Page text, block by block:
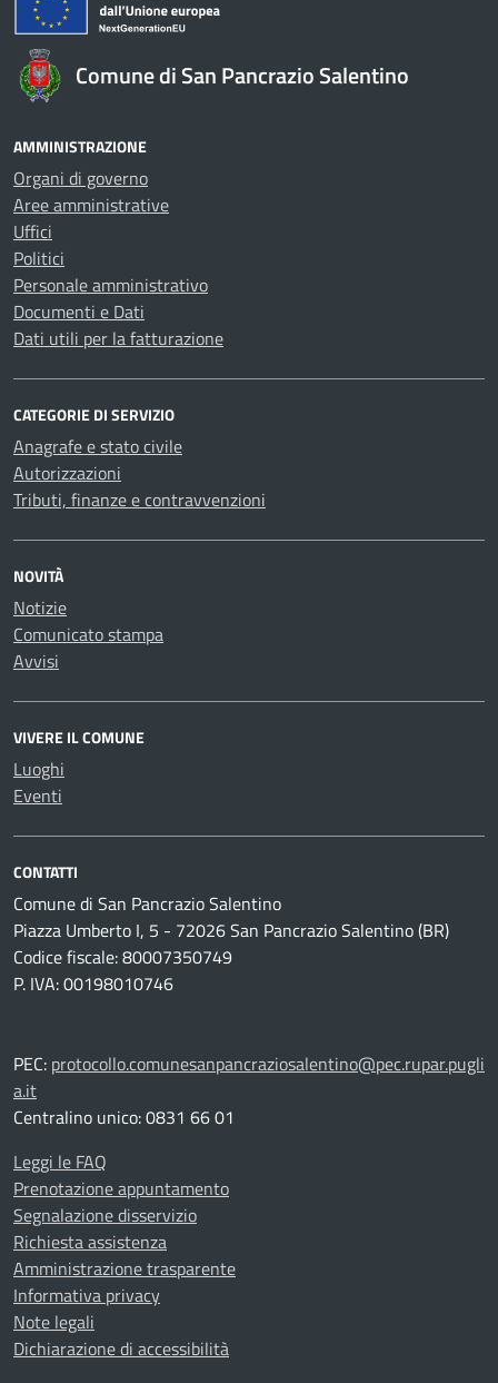
Comune di San Pancrazio Salentino
AMMINISTRAZIONE
Organi di governo
Aree amministrative
Uffici
Politici
Personale amministrativo
Documenti e Dati
Dati utili per la fatturazione
CATEGORIE DI SERVIZIO
Anagrafe e stato civile
Autorizzazioni
Tributi, finanze e contravvenzioni
NOVITÀ
Notizie
Comunicato stampa
Avvisi
VIVERE IL COMUNE
Luoghi
Eventi
CONTATTI
Comune di San Pancrazio Salentino
Piazza Umberto I, 5 - 72026 San Pancrazio Salentino (BR)
Codice fiscale: 80007350749
P. IVA: 00198010746
PEC: protocollo.comunesanpancraziosalentino@pec.rupar.pugli
a.it
Centralino unico: 0831 66 01
Leggi le FAQ
Prenotazione appuntamento
Segnalazione disservizio
Richiesta assistenza
Amministrazione trasparente
Informativa privacy
Note legali
Dichiarazione di accessibilità